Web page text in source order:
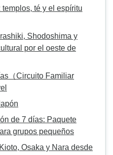
estaba
cada día sin que
nunca con
deseando
hubiéramos
cuenta. El
y cada parada
combinación de
té y el espíritu
Shodoshima y
por el oeste de
（Circuito Familiar
de 7 días: Paquete
grupos pequeños
Osaka y Nara desde